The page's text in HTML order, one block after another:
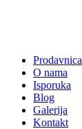
Prodavnica
O nama
Isporuka
Blog
Galerija
Kontakt